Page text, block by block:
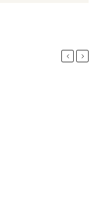
PreviousNext